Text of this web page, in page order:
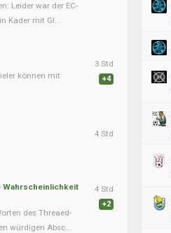
Leider war der EC-
Kader mit Gl...
können mit
3 Std
+4
4 Std
des Threaed-
würdigen Absc...
4 Std
+2